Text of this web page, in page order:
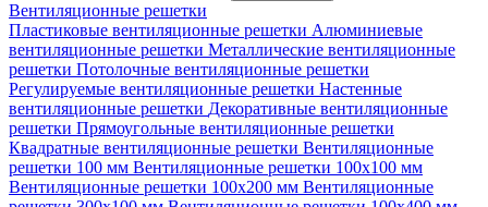
Вентиляционные решетки
Пластиковые вентиляционные решетки Алюминиевые
вентиляционные решетки Металлические вентиляционные
решетки Потолочные вентиляционные решетки
Регулируемые вентиляционные решетки Настенные
вентиляционные решетки Декоративные вентиляционные
решетки Прямоугольные вентиляционные решетки
Квадратные вентиляционные решетки Вентиляционные
решетки 100 мм Вентиляционные решетки 100х100 мм
Вентиляционные решетки 100х200 мм Вентиляционные